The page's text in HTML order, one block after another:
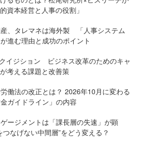
資本経営と人事の役割」
、タレマネは海外製 「人事システム
進む理由と成功のポイント
イジション ビジネス改革のためのキャ
考える課題と改善策
働法の改正とは？ 2026年10月に変わる
ガイドライン」の内容
ージメントは「課長層の失速」が顕
なげない中間層”をどう変える？